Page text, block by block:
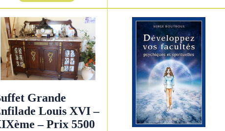
Grande
Louis XVI –
– Prix 5500